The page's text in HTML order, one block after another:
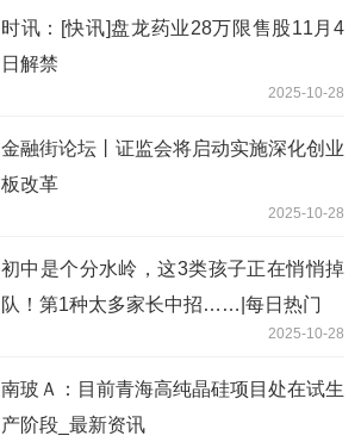
时讯：[快讯]盘龙药业28万限售股11月4
日解禁
2025-10-28
金融街论坛丨证监会将启动实施深化创业
板改革
2025-10-28
初中是个分水岭，这3类孩子正在悄悄掉
队！第1种太多家长中招……|每日热门
2025-10-28
南玻Ａ：目前青海高纯晶硅项目处在试生
产阶段_最新资讯